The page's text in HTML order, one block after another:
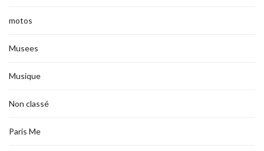
motos
Musees
Musique
Non classé
Paris Me